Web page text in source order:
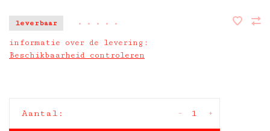
leverbaar • • • • •
informatie over de levering:
Beschikbaarheid controleren
Aantal: +
-